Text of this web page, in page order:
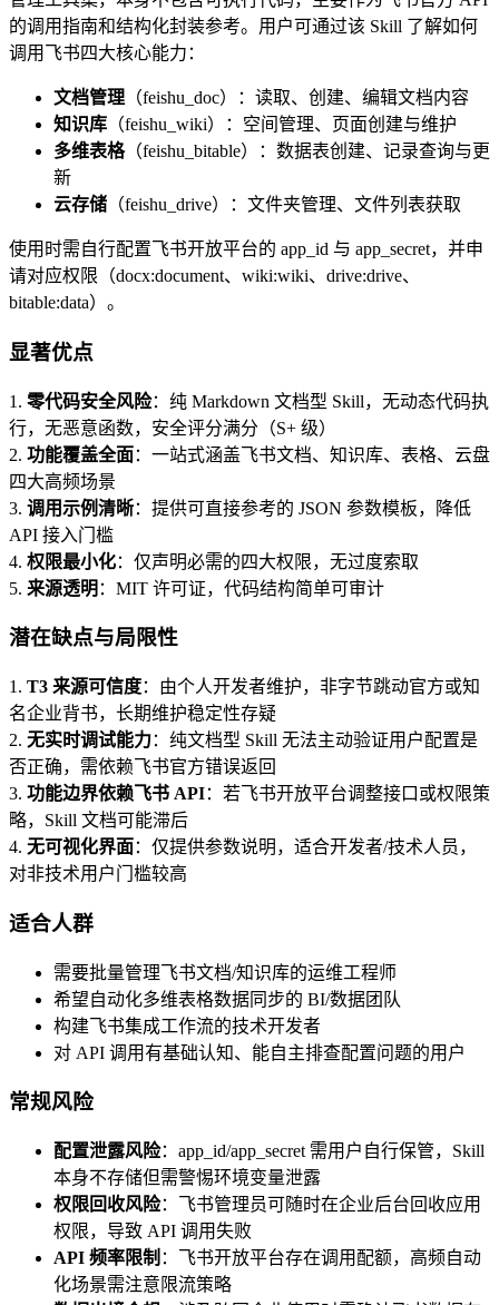
的调用指南和结构化封装参考。用户可通过该 Skill 了解如何
调用飞书四大核心能力：
文档管理 （feishu_doc）：读取、创建、编辑文档内容
知识库 （feishu_wiki）：空间管理、页面创建与维护
多维表格（feishu_bitable）：数据表创建、记录查询与更
新
云存储 （feishu_drive）：文件夹管理、文件列表获取
使用时需自行配置飞书开放平台的 app_id 与 app_secret，并申
请对应权限（docx:document、wiki:wiki、drive:drive、
bitable:data）。
显著优点
1. 零代码安全风险：纯 Markdown 文档型 Skill，无动态代码执
行，无恶意函数，安全评分满分（S+ 级）
2. 功能覆盖全面：一站式涵盖飞书文档、知识库、表格、云盘
四大高频场景
3. 调用示例清晰：提供可直接参考的 JSON 参数模板，降低
API 接入门槛
4. 权限最小化：仅声明必需的四大权限，无过度索取
5. 来源透明 ：MIT 许可证，代码结构简单可审计
潜在缺点与局限性
1. T3 来源可信度：由个人开发者维护，非字节跳动官方或知
名企业背书，长期维护稳定性存疑
2. 无实时调试能力：纯文档型 Skill 无法主动验证用户配置是
否正确，需依赖飞书官方错误返回
3. 功能边界依赖飞书 API：若飞书开放平台调整接口或权限策
略，Skill 文档可能滞后
4. 无可视化界面：仅提供参数说明，适合开发者/技术人员，
对非技术用户门槛较高
适合人群
需要批量管理飞书文档/知识库的运维工程师
希望自动化多维表格数据同步的 BI/数据团队
构建飞书集成工作流的技术开发者
对 API 调用有基础认知、能自主排查配置问题的用户
常规风险
配置泄露风险：app_id/app_secret 需用户自行保管，Skill
本身不存储但需警惕环境变量泄露
权限回收风险：飞书管理员可随时在企业后台回收应用
权限，导致 API 调用失败
API 频率限制 ：飞书开放平台存在调用配额，高频自动
化场景需注意限流策略